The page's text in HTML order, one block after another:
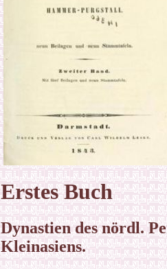
Erstes Buch
Dynastien des nördl.
Kleinasiens.